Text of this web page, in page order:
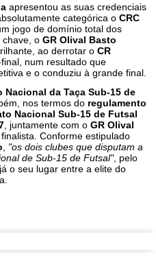
apresentou as suas credenciais
categórica o CRC
jogo de domínio total dos
chave, o GR Olival Basto
ao derrotar o CR
num resultado que
e o conduziu à grande final.
Nacional da Taça Sub-15 de
nos termos do regulamento
Nacional Sub-15 de Futsal
, juntamente com o GR Olival
Conforme estipulado
"os dois clubes que disputam a
de Sub-15 de Futsal", pelo
o seu lugar entre a elite do